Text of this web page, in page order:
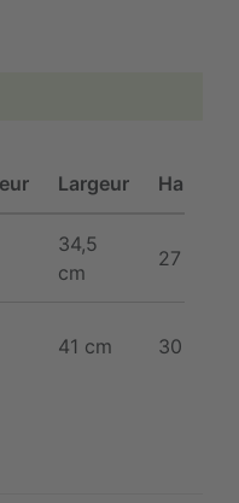
Largeur Hauteur
34,5
cm
27 cm
41 cm 30 cm